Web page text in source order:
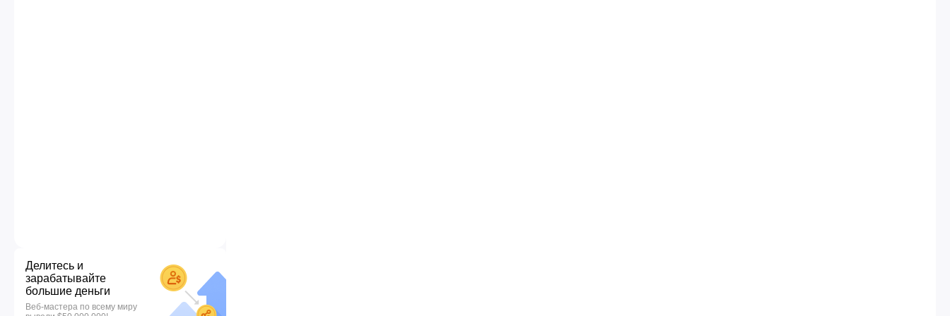
Делитесь и
зарабатывайте
большие деньги
Веб-мастера по всему миру